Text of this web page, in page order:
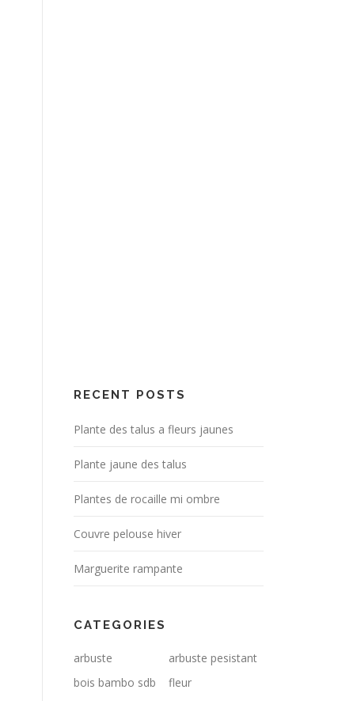
RECENT POSTS
Plante des talus a fleurs jaunes
Plante jaune des talus
Plantes de rocaille mi ombre
Couvre pelouse hiver
Marguerite rampante
CATEGORIES
arbuste
arbuste pesistant
bois bambo sdb
fleur